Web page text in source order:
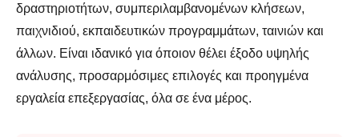
δραστηριοτήτων, συμπεριλαμβανομένων κλήσεων,
παιχνιδιού, εκπαιδευτικών προγραμμάτων, ταινιών και
άλλων. Είναι ιδανικό για όποιον θέλει έξοδο υψηλής
ανάλυσης, προσαρμόσιμες επιλογές και προηγμένα
εργαλεία επεξεργασίας, όλα σε ένα μέρος.